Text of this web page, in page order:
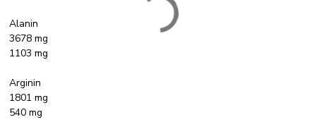
Alanin
3678 mg
1103 mg
Arginin
1801 mg
540 mg